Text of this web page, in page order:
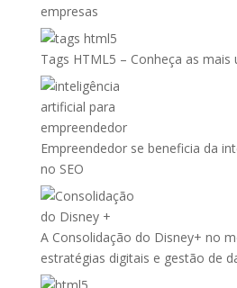
empresas
Tags HTML5 – Conheça as mais
Empreendedor se beneficia da
no SEO
A Consolidação do Disney+ no
estratégias digitais e gestão de